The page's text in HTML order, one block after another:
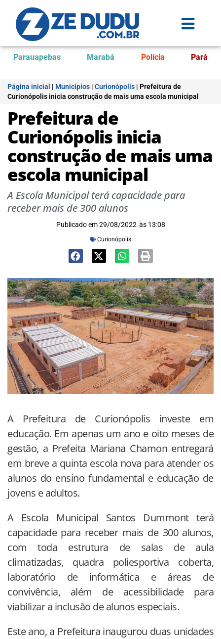
Parauapebas Marabá Polícia Pará
Página inicial | Municípios | Curionópolis | Prefeitura de
Curionópolis inicia construção de mais uma escola municipal
Prefeitura de
Curionópolis inicia
construção de mais uma
escola municipal
A Escola Municipal terá capacidade para
receber mais de 300 alunos
Publicado em 29/08/2022 às 13:08
Curionópolis
A Prefeitura de Curionópolis investe em
educação. Em apenas um ano e oito meses de
gestão, a Prefeita Mariana Chamon entregará
em breve a quinta escola nova para atender os
alunos do ensino fundamental e educação de
jovens e adultos.
A Escola Municipal Santos Dummont terá
capacidade para receber mais de 300 alunos,
com toda estrutura de salas de aula
climatizadas, quadra poliesportiva coberta,
laboratório de informática e áreas de
convivência, além de acessibilidade para
viabilizar a inclusão de alunos especiais.
Este ano, a Prefeitura inaugurou duas unidades